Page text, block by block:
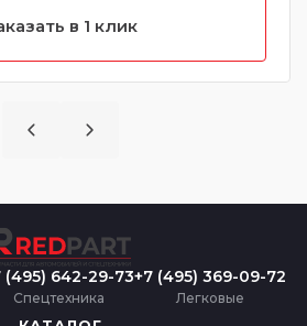
в 1 клик
(495) 642-29-73
Спецтехника
+7 (495) 369-09-72
Легковые